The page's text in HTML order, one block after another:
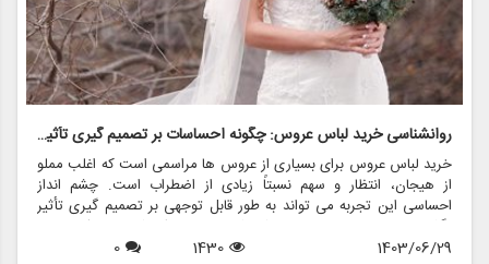
روانشناسی خرید لباس عروس: چگونه احساسات بر تصمیم گیری تأثیر می گذارد
خرید لباس عروس برای بسیاری از عروس ها مراسمی است که اغلب مملو
از هیجان، انتظار و سهم نسبتاً زیادی از اضطراب است. چشم انداز
احساسی این تجربه می تواند به طور قابل توجهی بر تصمیم گیری تأثیر
بگذارد و منجر به انتخاب هایی شود که نه تنها سبک شخصی بلکه عوامل
روانی عمیق تری را نیز منعکس می کند. در این مقاله، روانشناسی خرید
1403/06/29
1430
0